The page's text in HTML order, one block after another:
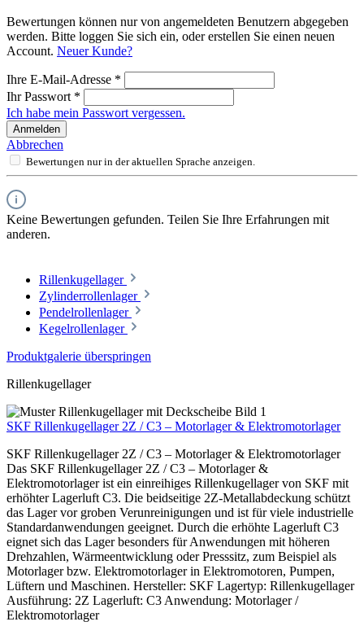
Bewertungen können nur von angemeldeten Benutzern abgegeben
werden. Bitte loggen Sie sich ein, oder erstellen Sie einen neuen
Account. Neuer Kunde?
Ihre E-Mail-Adresse *
Ihr Passwort *
Ich habe mein Passwort vergessen.
Anmelden
Abbrechen
Bewertungen nur in der aktuellen Sprache anzeigen.
Keine Bewertungen gefunden. Teilen Sie Ihre Erfahrungen mit
anderen.
Rillenkugellager
Zylinderrollenlager
Pendelrollenlager
Kegelrollenlager
Produktgalerie überspringen
Rillenkugellager
SKF Rillenkugellager 2Z / C3 – Motorlager & Elektromotorlager
SKF Rillenkugellager 2Z / C3 – Motorlager & Elektromotorlager
Das SKF Rillenkugellager 2Z / C3 – Motorlager &
Elektromotorlager ist ein einreihiges Rillenkugellager von SKF mit
erhöhter Lagerluft C3. Die beidseitige 2Z-Metallabdeckung schützt
das Lager vor groben Verunreinigungen und ist für viele industrielle
Standardanwendungen geeignet. Durch die erhöhte Lagerluft C3
eignet sich das Lager besonders für Anwendungen mit höheren
Drehzahlen, Wärmeentwicklung oder Presssitz, zum Beispiel als
Motorlager bzw. Elektromotorlager in Elektromotoren, Pumpen,
Lüftern und Maschinen. Hersteller: SKF Lagertyp: Rillenkugellager
Ausführung: 2Z Lagerluft: C3 Anwendung: Motorlager /
Elektromotorlager